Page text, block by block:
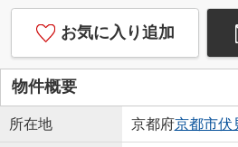
お気に入り追加
物件概要
所在地 京都府京都市伏